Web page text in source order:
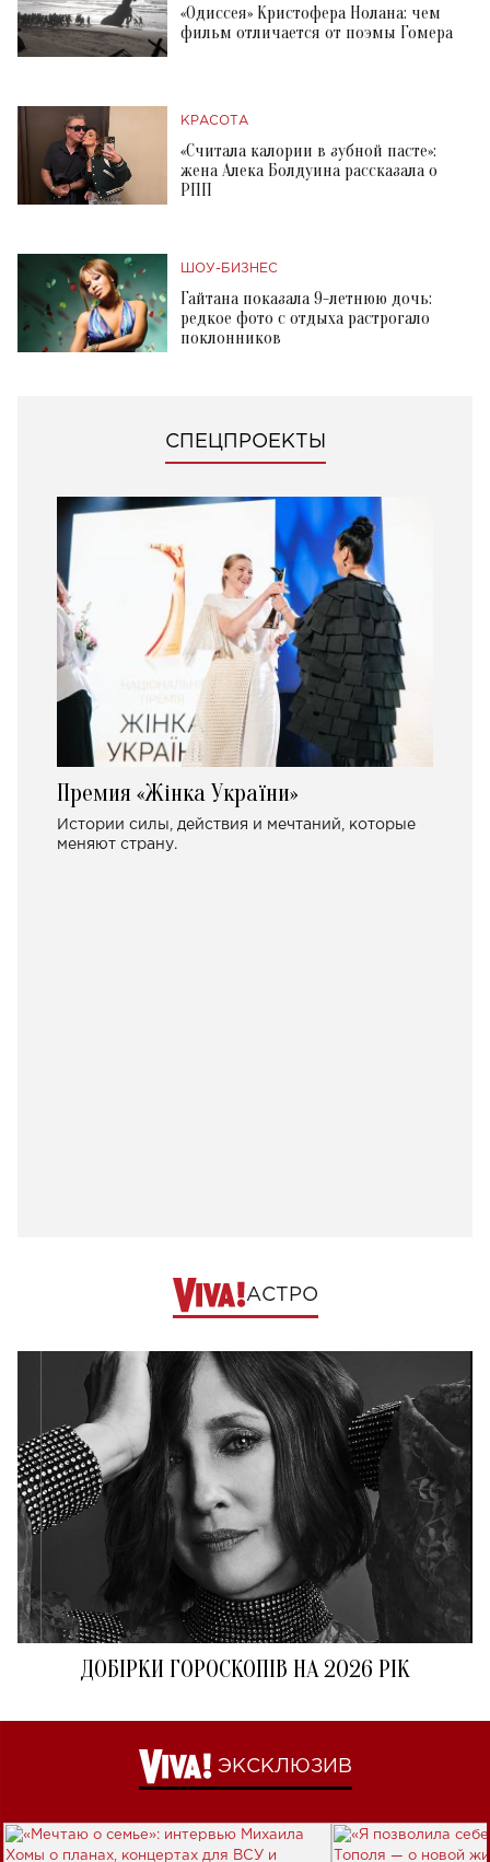
«Одиссея» Кристофера Нолана: чем
фильм отличается от поэмы Гомера
КРАСОТА
«Считала калории в зубной пасте»:
жена Алека Болдуина рассказала о
РПП
ШОУ-БИЗНЕС
Гайтана показала 9-летнюю дочь:
редкое фото с отдыха растрогало
поклонников
СПЕЦПРОЕКТЫ
Премия «Жінка України»
Истории силы, действия и мечтаний, которые
меняют страну.
АСТРО
ДОБІРКИ ГОРОСКОПІВ НА 2026 РІК
ЭКСКЛЮЗИВ